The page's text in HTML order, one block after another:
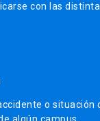
con las
o situación